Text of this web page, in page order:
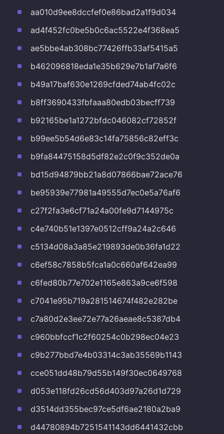
aa010d9ee8dccfef0e86bad2a1f9d034
ad4f452fc0be5b0c6ac5522e4f368ea5
ae5bbe4ab308bc77426ffb33af5415a5
b462096818eda1e35b629e7b1af7a6f6
b49a17baf630e1269cfded74ab4fc02c
b8ff3690433fbfaaa80edb03becff739
b92165be1a1272bfdc046082cf72852f
b99ee5b54d6e83c14fa75856c82eff3c
b9fa84475158d5df82e2c0f9c352de0a
bd15d94879bb21a8d07866bae72ace76
be95939e77981a49555d7ec0e5a76af6
c27f2fa3e6cf71a24a00fe9d7144975c
c4e740b51e1397e0512cff9a24a2c646
c5134d08a3a85e219893de0b36fa1d22
c6ef58c7858b5fca1a0c660af642ea99
c6fed80b77e702e1165e863a9ce6f598
c7041e95b719a281514674f482e282be
c7a80d2e3ee72e77a26aeae8c5387db4
c960bbfccf1c2f60254c0b298ec04e23
c9b277bbd7e4b03314c3ab35569b1143
cce051dd48b79d55b149f30ec0649768
d053e118fd26cd56d403d97a26d1d729
d3514dd355bec97ce5df6ae2180a2ba9
d44780894b7251541143dd6441432cbb